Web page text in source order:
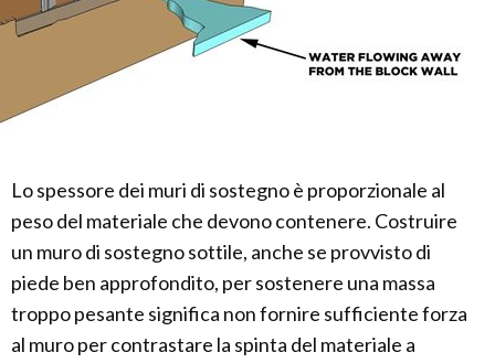
Lo spessore dei muri di sostegno è proporzionale al
peso del materiale che devono contenere. Costruire
un muro di sostegno sottile, anche se provvisto di
piede ben approfondito, per sostenere una massa
troppo pesante significa non fornire sufficiente forza
al muro per contrastare la spinta del materiale a